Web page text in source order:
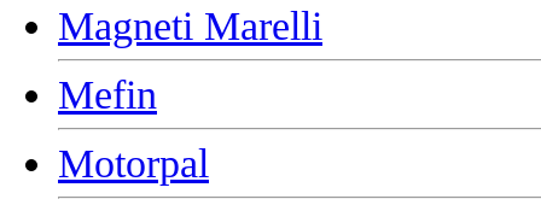
Magneti Marelli
Mefin
Motorpal